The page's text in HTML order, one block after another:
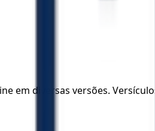
em diversas versões.